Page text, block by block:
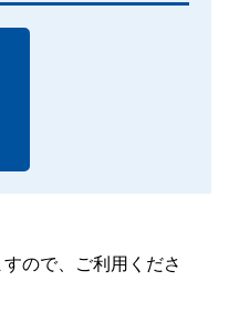
ので、ご利用くださ